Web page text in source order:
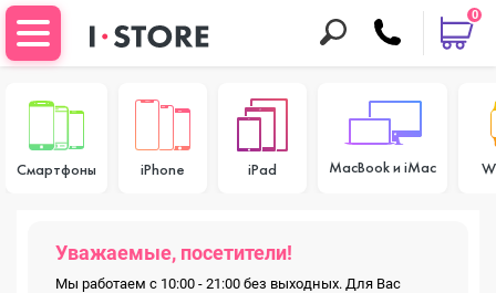
0
Смартфоны iPhone iPad MacBook и iMac
Уважаемые, посетители!
Мы работаем с 10:00 - 21:00 без выходных. Для Вас